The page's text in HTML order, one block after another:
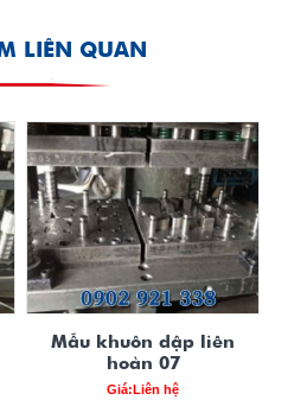
LIÊN QUAN
Mẫu khuôn dập liên
hoàn 07
Giá:Liên hệ